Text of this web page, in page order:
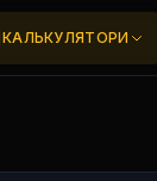
КАЛЬКУЛЯТОРИ